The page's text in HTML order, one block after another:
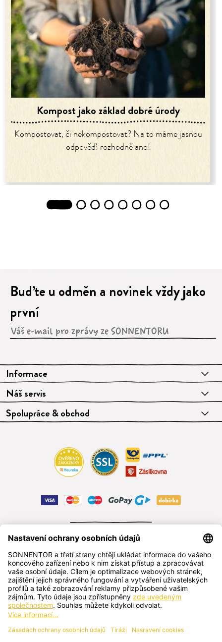
Kompost jako základ dobré úrody
Kompostovat, či nekompostovat? Na to máme jasnou
odpověď: rozhodně ano!
2 3 4 5 6 7 8
Informace
Náš servis
Spolupráce & obchod
Buďte u odměn a novinek vždy jako
první
čeština
SONNENTOR s.r.o.
Příhon 943, 696 15 Čejkovice, Česká republika
+420 518 362 687 sonnentor@sonnentor.cz